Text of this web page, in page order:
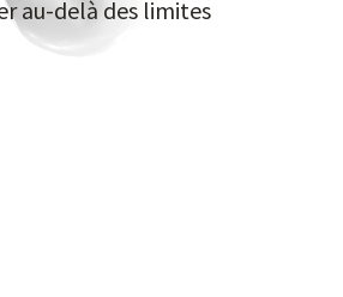
au-delà des limites